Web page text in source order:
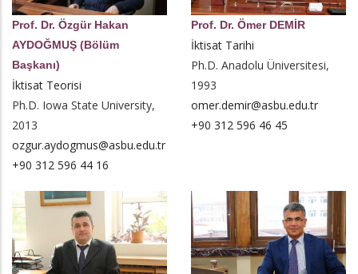
Prof. Dr. Özgür Hakan
AYDOĞMUŞ (Bölüm
Başkanı)
İktisat Teorisi
Ph.D. Iowa State University,
2013
ozgur.aydogmus@asbu.edu.tr
+90 312 596 44 16
Prof. Dr. Ömer DEMİR
İktisat Tarihi
Ph.D. Anadolu Üniversitesi,
1993
omer.demir@asbu.edu.tr
+90 312 596 46 45